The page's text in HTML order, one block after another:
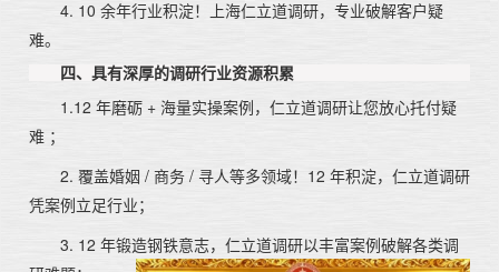
4. 10 余年行业积淀！上海仁立道调研，专业破解客户疑
难。
四、具有深厚的调研行业资源积累
1.12 年磨砺 + 海量实操案例，仁立道调研让您放心托付疑
难 ；
2. 覆盖婚姻 / 商务 / 寻人等多领域！12 年积淀，仁立道调研
凭案例立足行业；
3. 12 年锻造钢铁意志，仁立道调研以丰富案例破解各类调